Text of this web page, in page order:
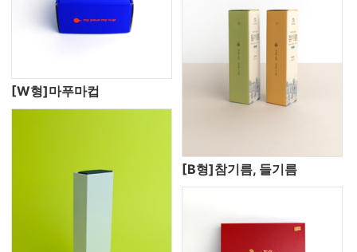
[W형]마푸마컵
[B형]참기름, 들기름